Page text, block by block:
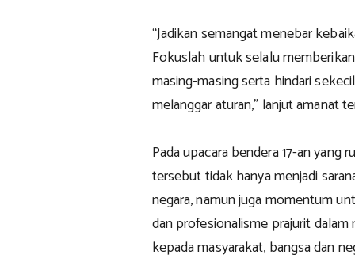
“Jadikan semangat menebar
Fokuslah untuk selalu
masing-masing serta hindari
melanggar aturan,” lanjut amanat
Pada upacara bendera 17-an yang
tersebut tidak hanya menjadi
negara, namun juga momentum
dan profesionalisme prajurit
kepada masyarakat, bangsa dan